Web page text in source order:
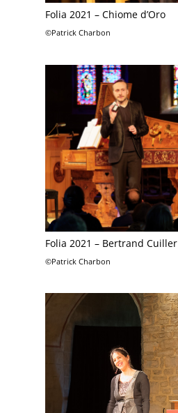
Folia 2021 – Chiome d’Oro
©Patrick Charbon
Folia 2021 – Bertrand Cuiller
©Patrick Charbon